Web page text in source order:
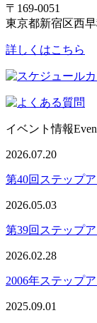
〒169-0051
東京都新宿区西
詳しくはこちら
イベント情報
2026.07.20
第40回ステップ
2026.05.03
第39回ステップ
2026.02.28
2006年ステップ
2025.09.01